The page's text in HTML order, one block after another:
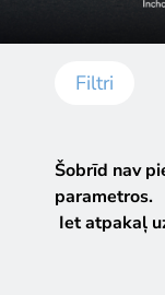
Filtri
Šobrīd nav
parametros.
Iet atpakaļ